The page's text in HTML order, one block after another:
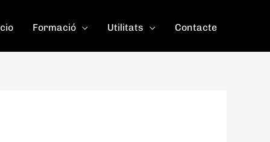
Formació Utilitats Contacte